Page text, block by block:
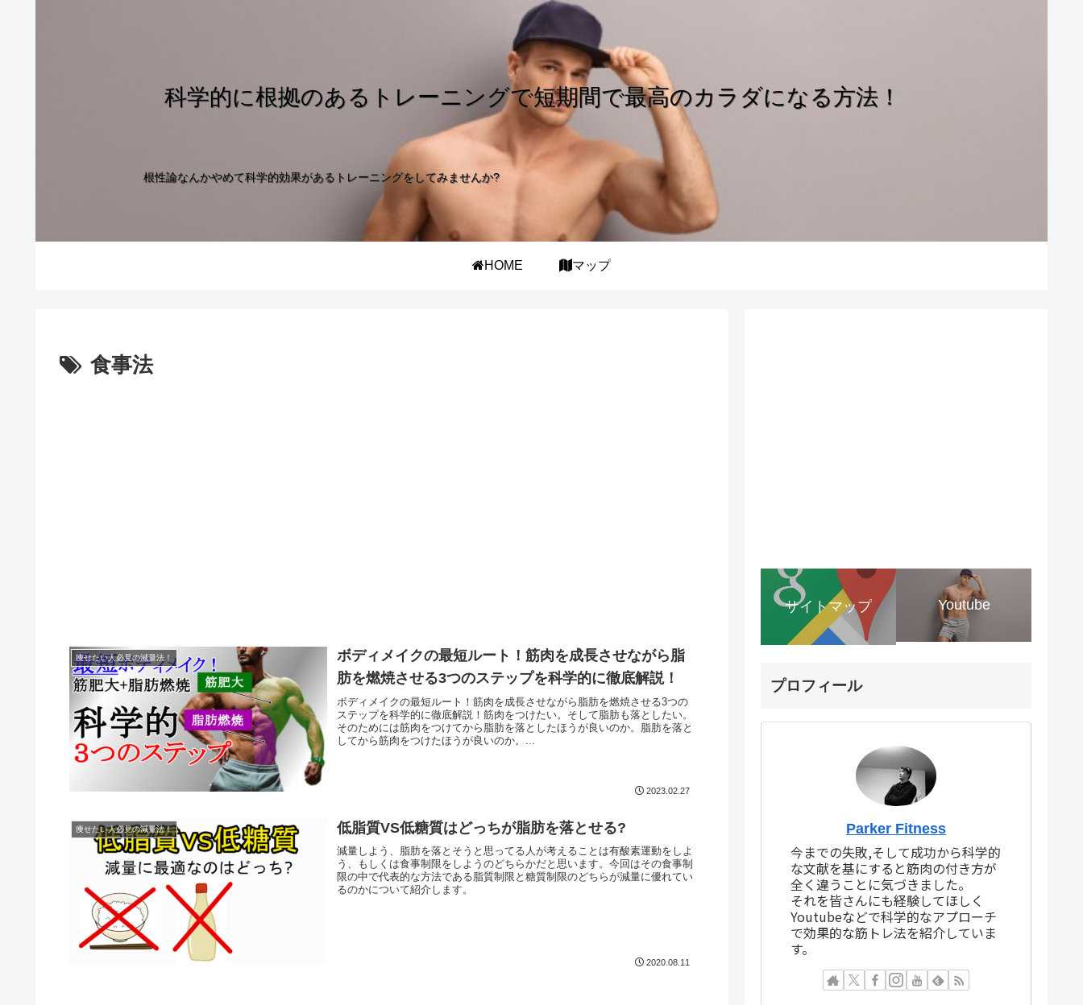
科学的に根拠のあるトレーニングで短期間で最高のカラダになる方法！
根性論なんかやめて科学的効果があるトレーニングをしてみませんか?
HOME マップ
食事法
痩せたい人必見の減量法！
ボディメイクの最短ルート！筋肉を成長させながら脂
肪を燃焼させる3つのステップを科学的に徹底解説！
ボディメイクの最短ルート！筋肉を成長させながら脂肪を燃焼させる3つの
ステップを科学的に徹底解説！筋肉をつけたい。そして脂肪も落としたい。
そのためには筋肉をつけてから脂肪を落としたほうが良いのか。脂肪を落と
してから筋肉をつけたほうが良いのか。...
2023.02.27
痩せたい人必見の減量法！ 低脂質VS低糖質はどっちが脂肪を落とせる?
減量しよう、脂肪を落とそうと思ってる人が考えることは有酸素運動をしよ
う、もしくは食事制限をしようのどちらかだと思います。今回はその食事制
限の中で代表的な方法である脂質制限と糖質制限のどちらが減量に優れてい
るのかについて紹介します。
2020.08.11
サイトマップ Youtube
プロフィール
Parker Fitness
今までの失敗,そして成功から科学的
な文献を基にすると筋肉の付き方が
全く違うことに気づきました。
それを皆さんにも経験してほしく
Youtubeなどで科学的なアプローチ
で効果的な筋トレ法を紹介していま
す。